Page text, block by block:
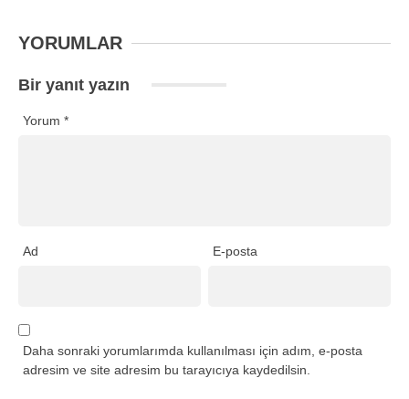
YORUMLAR
Bir yanıt yazın
Yorum *
Ad E-posta
Daha sonraki yorumlarımda kullanılması için adım, e-posta
adresim ve site adresim bu tarayıcıya kaydedilsin.